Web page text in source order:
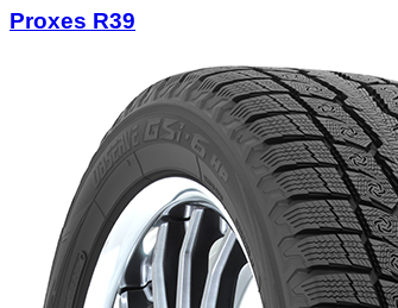
Proxes R39